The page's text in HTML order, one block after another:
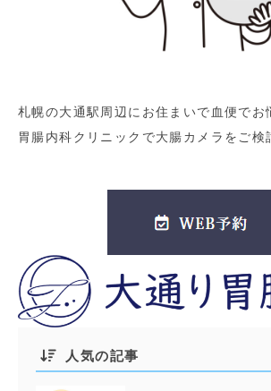
札幌の大通駅周辺にお住まいで血便でお
胃腸内科クリニックで大腸カメラをご検
人気の記事